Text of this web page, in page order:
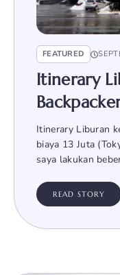
FEATURED
Itinerary
Itinerary Liburan
biaya 13 Juta
saya lakukan
READ STORY